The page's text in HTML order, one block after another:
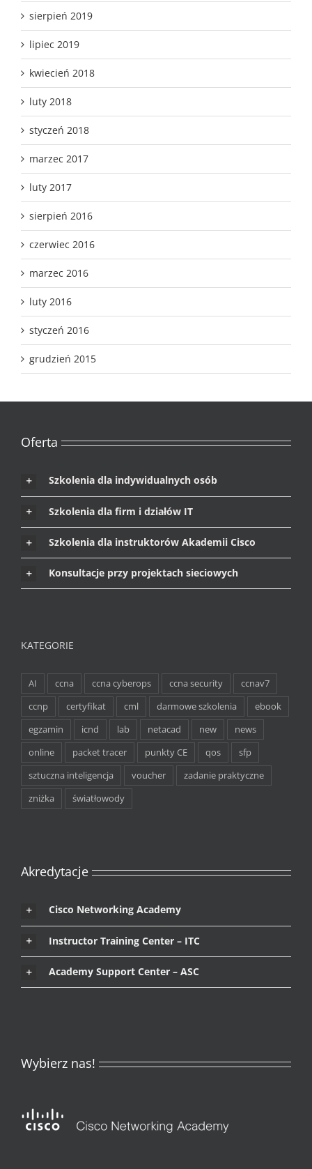
sierpień 2019
lipiec 2019
kwiecień 2018
luty 2018
styczeń 2018
marzec 2017
luty 2017
sierpień 2016
czerwiec 2016
marzec 2016
luty 2016
styczeń 2016
grudzień 2015
Oferta
Szkolenia dla indywidualnych osób
Szkolenia dla firm i działów IT
Szkolenia dla instruktorów Akademii Cisco
Konsultacje przy projektach sieciowych
KATEGORIE
AI ccna ccna cyberops ccna security
ccnav7
ccnp
certyfikat cml darmowe szkolenia
ebook
egzamin
icnd lab netacad new
news
online
packet tracer punkty CE qos
sfp
sztuczna inteligencja
voucher
zadanie praktyczne
zniżka
światłowody
Akredytacje
Cisco Networking Academy
Instructor Training Center – ITC
Academy Support Center – ASC
Wybierz nas!